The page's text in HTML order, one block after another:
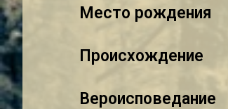
Место рождения
Происхождение
Вероисповедание